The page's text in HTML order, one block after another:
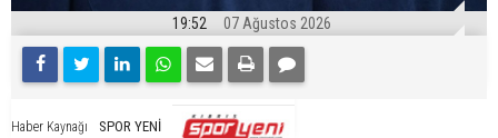
19:52 07 Ağustos 2026
Haber Kaynağı SPOR YENİ